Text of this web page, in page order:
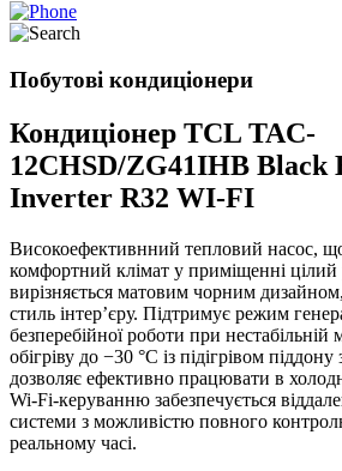
Побутові кондиціонери
Кондиціонер TCL TAC-
12CHSD/ZG41IHB Black
Inverter R32 WI-FI
Високоефективнний тепловий насос,
комфортний клімат у приміщенні
вирізняється матовим чорним
стиль інтер’єру. Підтримує режим
безперебійної роботи при нестабільній
обігріву до −30 °C із підігрівом
дозволяє ефективно працювати в
Wi-Fi-керуванню забезпечується
системи з можливістю повного
реальному часі.